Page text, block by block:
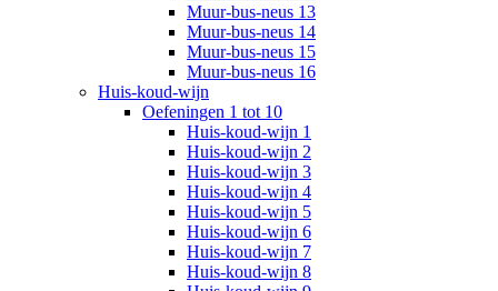
Muur-bus-neus 13
Muur-bus-neus 14
Muur-bus-neus 15
Muur-bus-neus 16
Huis-koud-wijn
Oefeningen 1 tot 10
Huis-koud-wijn 1
Huis-koud-wijn 2
Huis-koud-wijn 3
Huis-koud-wijn 4
Huis-koud-wijn 5
Huis-koud-wijn 6
Huis-koud-wijn 7
Huis-koud-wijn 8